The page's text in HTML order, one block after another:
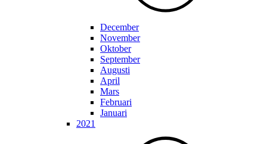
December
November
Oktober
September
Augusti
April
Mars
Februari
Januari
2021